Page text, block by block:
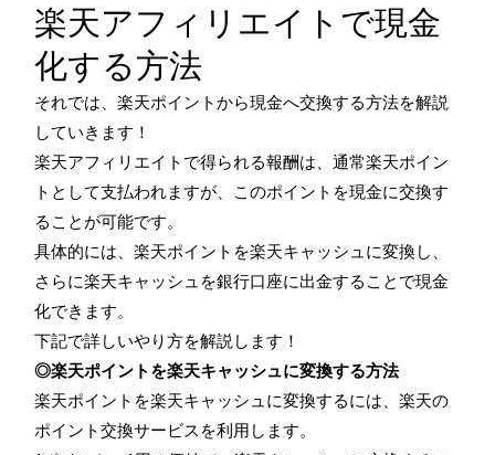
楽天アフィリエイトで現金
化する方法
それでは、楽天ポイントから現金へ交換する方法を解説
していきます！
楽天アフィリエイトで得られる報酬は、通常楽天ポイン
トとして支払われますが、このポイントを現金に交換す
ることが可能です。
具体的には、楽天ポイントを楽天キャッシュに変換し、
さらに楽天キャッシュを銀行口座に出金することで現金
化できます。
下記で詳しいやり方を解説します！
◎楽天ポイントを楽天キャッシュに変換する方法
楽天ポイントを楽天キャッシュに変換するには、楽天の
ポイント交換サービスを利用します。